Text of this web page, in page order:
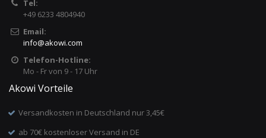
Tel:
+49 6233 4804940
Email:
info@akowi.com
Telefon-Hotline:
Mo - Fr von 9 - 17 Uhr
Akowi Vorteile
Versandkosten in Deutschland nur 3,45€
ab 70€ kostenloser Versand in DE